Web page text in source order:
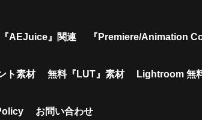
『AEJuice』関連 『Premiere/Animation
ト素材 無料『LUT』素材 Lightroom 無
お問い合わせ